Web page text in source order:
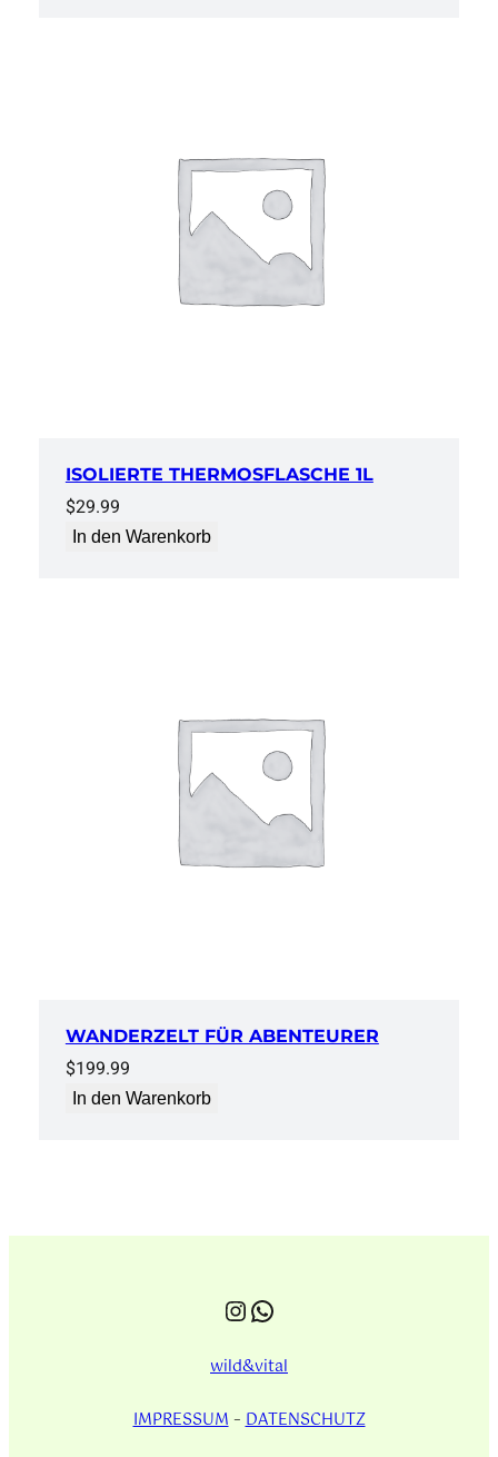
ISOLIERTE THERMOSFLASCHE 1L
$29.99
In den Warenkorb
WANDERZELT FÜR ABENTEURER
$199.99
In den Warenkorb
Instagram
WhatsApp
wild&vital
IMPRESSUM–DATENSCHUTZ